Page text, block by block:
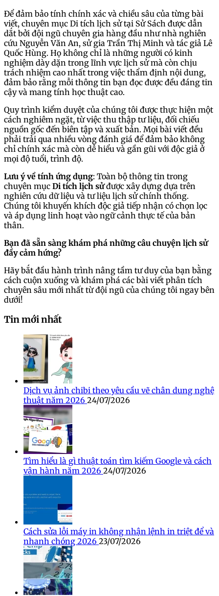
Để đảm bảo tính chính xác và chiều sâu của từng bài
viết, chuyên mục Di tích lịch sử tại Sử Sách được dẫn
dắt bởi đội ngũ chuyên gia hàng đầu như nhà nghiên
cứu Nguyễn Văn An, sử gia Trần Thị Minh và tác giả Lê
Quốc Hùng. Họ không chỉ là những người có kinh
nghiệm dày dặn trong lĩnh vực lịch sử mà còn chịu
trách nhiệm cao nhất trong việc thẩm định nội dung,
đảm bảo rằng mỗi thông tin bạn đọc được đều đáng tin
cậy và mang tính học thuật cao.
Quy trình kiểm duyệt của chúng tôi được thực hiện một
cách nghiêm ngặt, từ việc thu thập tư liệu, đối chiếu
nguồn gốc đến biên tập và xuất bản. Mọi bài viết đều
phải trải qua nhiều vòng đánh giá để đảm bảo không
chỉ chính xác mà còn dễ hiểu và gần gũi với độc giả ở
mọi độ tuổi, trình độ.
Lưu ý về tính ứng dụng: Toàn bộ thông tin trong
chuyên mục Di tích lịch sửđược xây dựng dựa trên
nghiên cứu dữ liệu và tư liệu lịch sử chính thống.
Chúng tôi khuyến khích độc giả tiếp nhận có chọn lọc
và áp dụng linh hoạt vào ngữ cảnh thực tế của bản
thân.
Bạn đã sẵn sàng khám phá những câu chuyện lịch sử
đầy cảm hứng?
Hãy bắt đầu hành trình nâng tầm tư duy của bạn bằng
cách cuộn xuống và khám phá các bài viết phân tích
chuyên sâu mới nhất từ đội ngũ của chúng tôi ngay bên
dưới!
Tin mới nhất
Dịch vụ ảnh chibi theo yêu cầu vẽ chân dung nghệ
thuật năm 2026 24/07/2026
Tìm hiểu là gì thuật toán tìm kiếm Google và cách
vận hành năm 2026 24/07/2026
Cách sửa lỗi máy in không nhận lệnh in triệt để và
nhanh chóng 2026 23/07/2026